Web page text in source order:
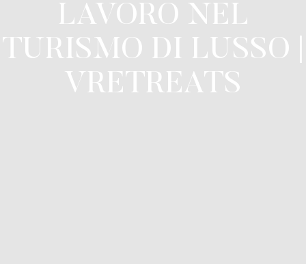
LAVORO NEL
TURISMO DI LUSSO |
VRETREATS